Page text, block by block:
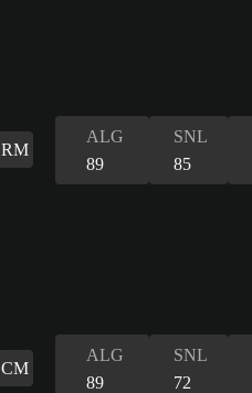
RM
ALG
89
SNL
85
CM
ALG
89
SNL
72